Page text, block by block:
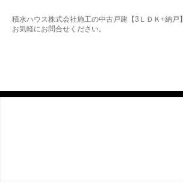
積水ハウス株式会社施工の中古戸建【3ＬＤＫ+納戸】
お気軽にお問合せください。